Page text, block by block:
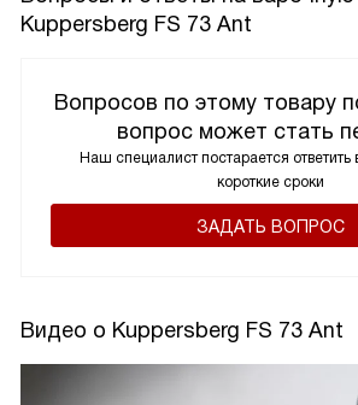
Kuppersberg FS 73 Ant
Вопросов по этому товару
вопрос может стать
Наш специалист постарается
короткие сроки
ЗАДАТЬ ВОПРОС
Видео о Kuppersberg FS 73 Ant